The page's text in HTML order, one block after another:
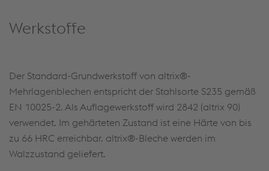
Werkstoffe
Der Standard-Grundwerkstoff von altrix®-
Mehrlagenblechen entspricht der Stahlsorte S235 gemäß
EN 10025-2. Als Auflagewerkstoff wird 2842 (altrix 90)
verwendet. Im gehärteten Zustand ist eine Härte von bis
zu 66 HRC erreichbar. altrix®-Bleche werden im
Walzzustand geliefert.